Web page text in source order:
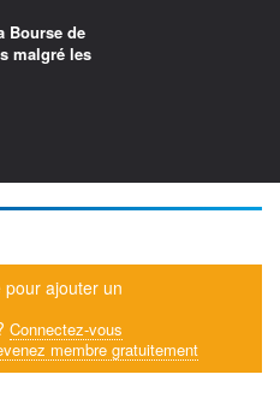
Bourse de
malgré les
ajouter un
Connectez-vous
membre gratuitement